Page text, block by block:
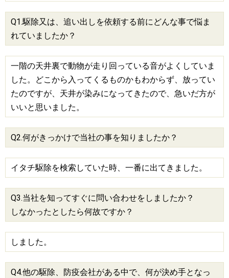
Q1.駆除又は、追い出しを依頼する前にどんな事で悩ま
れていましたか？
一階の天井裏で動物が走り回っている音がよくしていま
した。どこから入ってくるものかもわからず、放ってい
たのですが、天井が染みになってきたので、急いだ方が
いいと思いました。
Q2.何がきっかけで当社の事を知りましたか？
イタチ駆除を検索していた時、一番に出てきました。
Q3.当社を知ってすぐに問い合わせをしましたか？
しなかったとしたら何故ですか？
しました。
Q4.他の駆除、防疫会社がある中で、何が決め手となっ